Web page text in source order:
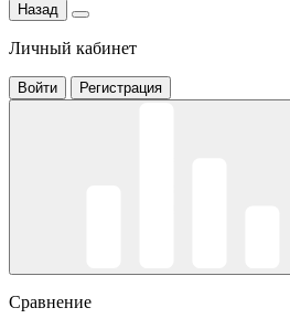
Назад
Личный кабинет
Войти Регистрация
Сравнение